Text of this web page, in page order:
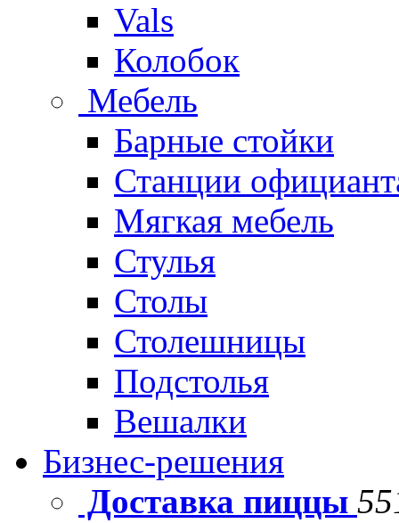
Vals
Колобок
Мебель
Барные стойки
Станции
Мягкая мебель
Стулья
Столы
Столешницы
Подстолья
Вешалки
Бизнес-решения
Доставка пиццы